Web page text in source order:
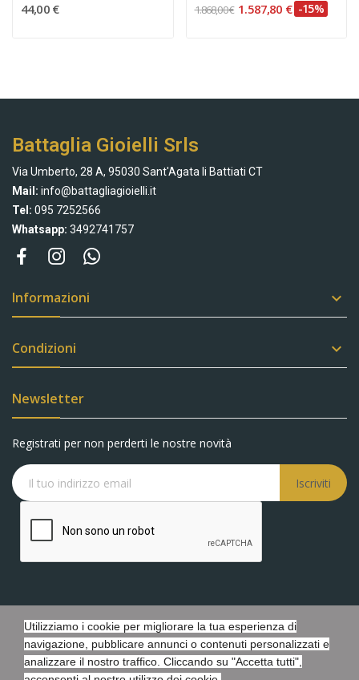
44,00 € 1.868,00 € 1.587,80 € -15%
Battaglia Gioielli Srls
Via Umberto, 28 A, 95030 Sant'Agata li Battiati CT
Mail: info@battagliagioielli.it
Tel: 095 7252566
Whatsapp: 3492741757
Informazioni 
Condizioni 
Newsletter
Registrati per non perderti le nostre novità
Iscriviti
Copyright © Battaglia Gioielli s.r.l.s. - P.IVA 05548440873 - Tutti i
diritti riservati. - Powered by Febosoft
Utilizziamo i cookie per migliorare la tua esperienza di
navigazione, pubblicare annunci o contenuti personalizzati e
analizzare il nostro traffico. Cliccando su "Accetta tutti",